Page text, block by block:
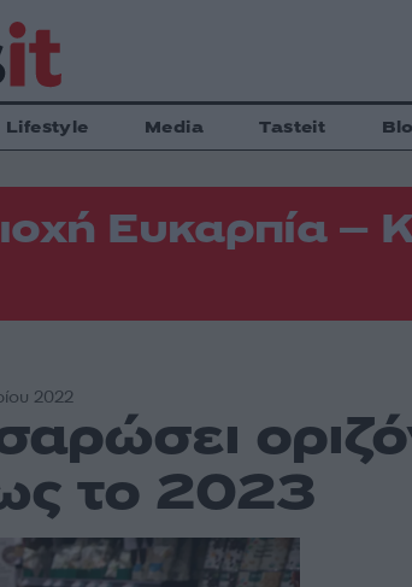
Lifestyle Media Tasteit
Ευκαρπία –
2022
το 2023